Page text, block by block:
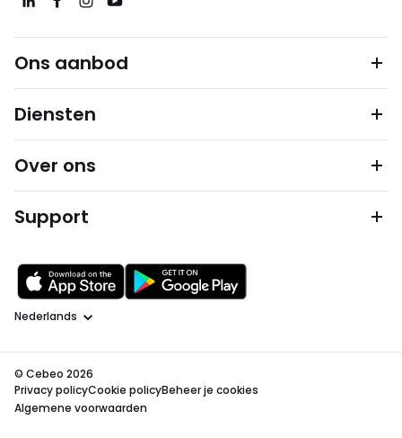
Ons aanbod
Diensten
Over ons
Support
Taal
© Cebeo 2026
Privacy policyCookie policyBeheer je cookies
Algemene voorwaarden